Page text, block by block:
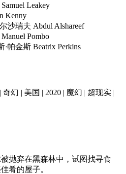
Leakey
Abdul Alshareef
Pombo
Beatrix Perkins
| 美国 | 2020 | 魔幻 | 超现实 |
弃在黑森林中，试图找寻食
肴的屋子。